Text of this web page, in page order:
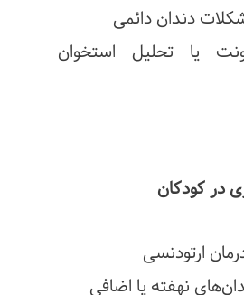
دندان دائمی
یا تحلیل استخوان
در کودکان
ارتودنسی
نهفته یا اضافی